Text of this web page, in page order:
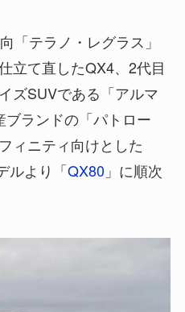
「テラノ・レグラス」
立て直したQX4、2代目
ズSUVである「アルマ
ランドの「パトロー
ィニティ向けとした
ルより「QX80 」に順次